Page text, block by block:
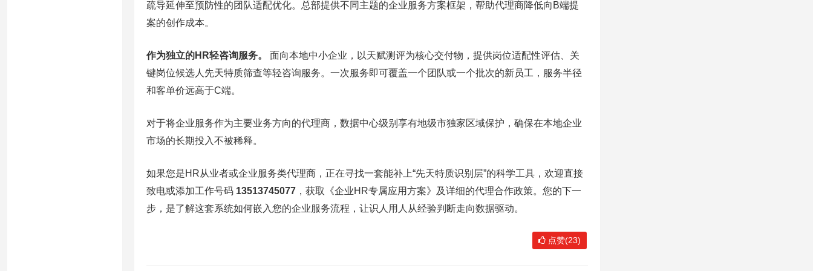
疏导延伸至预防性的团队适配优化。总部提供不同主题的企业服务方案框架，帮助代理商降低向B端提
案的创作成本。
作为独立的HR轻咨询服务。
面向本地中小企业，以天赋测评为核心交付物，提供岗位适配性评估、关
键岗位候选人先天特质筛查等轻咨询服务。一次服务即可覆盖一个团队或一个批次的新员工，服务半径
和客单价远高于C端。
对于将企业服务作为主要业务方向的代理商，数据中心级别享有地级市独家区域保护，确保在本地企业
市场的长期投入不被稀释。
如果您是HR从业者或企业服务类代理商，正在寻找一套能补上“先天特质识别层”的科学工具，欢迎直接
致电或添加工作号码 13513745077 ，获取《企业HR专属应用方案》及详细的代理合作政策。您的下一
步，是了解这套系统如何嵌入您的企业服务流程，让识人用人从经验判断走向数据驱动。
点赞(23)